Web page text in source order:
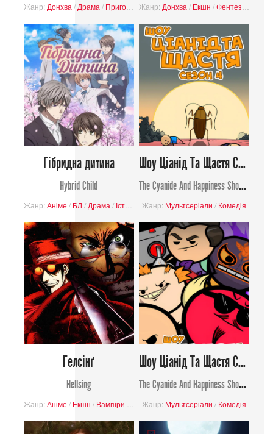
Жанр: Донхва / Драма / Пригоди /Романтика/Фантастика
Жанр: Донхва / Екшн /Фентезі
Гібридна дитина
Hybrid Child
Жанр: Аніме / БЛ / Драма / Історія /Фантастика
Шоу Ціанід Та Щастя Сезон 4
The Cyanide And Happiness Show Season 4
Жанр: Мультсеріали / Комедія
Гелсінґ
Hellsing
Жанр: Аніме / Екшн / Вампіри Жахи/Надприродний
Шоу Ціанід Та Щастя Сезон 3
The Cyanide And Happiness Show Season 3
Жанр: Мультсеріали / Комедія